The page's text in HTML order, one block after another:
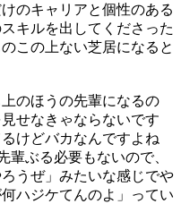
のキャリアと個性のある
キルを出してくださった
この上ない芝居になると
のほうの先輩になるの
せなきゃならないです
けどバカなんですよね
輩ぶる必要もないので、
うぜ」みたいな感じでや
ハジケてんのよ」ってい